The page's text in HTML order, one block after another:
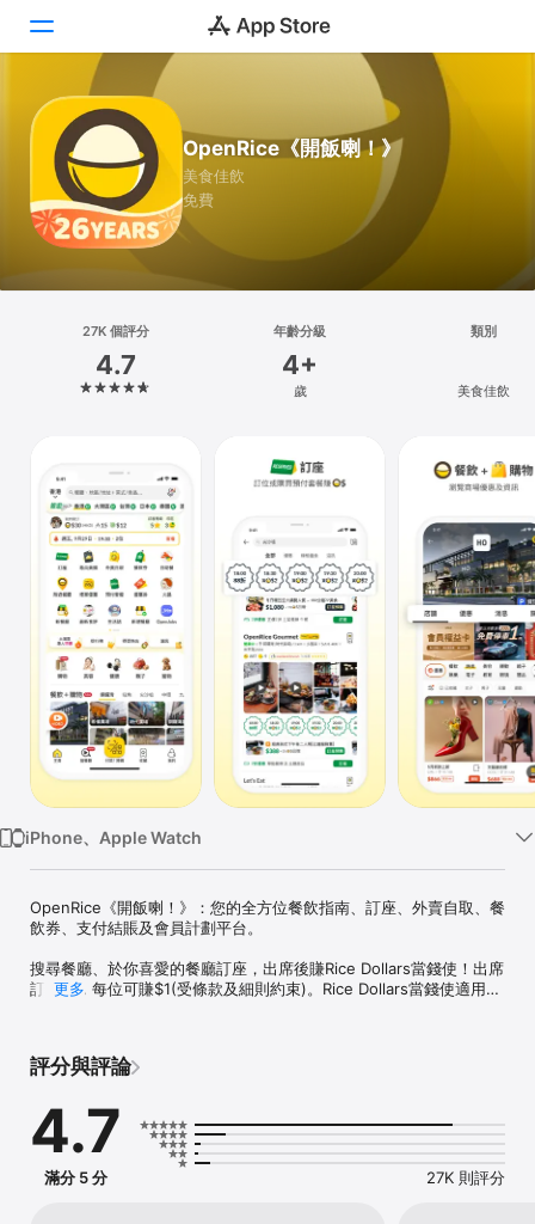
Today
遊戲
App
Watch
TV
OpenRice《開飯喇！》
美食佳飲
免費
27K 個評分
4.7
年齡分級
4+
歲
類別
美食佳飲
iPhone、Apple Watch
OpenRice《開飯喇！》：您的全方位餐飲指南、訂座、外賣自取、餐
飲券、支付結賬及會員計劃平台。
搜尋餐廳、於你喜愛的餐廳訂座，出席後賺Rice Dollars當錢使！出席
訂座後，每位可賺$1(受條款及細則約束)。Rice Dollars當錢使適用於
- 訂座、出席並賺取Rice Dollars！（香港、澳門、台灣、日本、泰
- 訂座時以優惠價錢購買預付套餐（香港、日本、泰國）
- 賺取多重會員積分(亞洲萬里通、恒生+FUN Dollars、AIA)
外賣自取（香港）
- 無論你身在家中還是辦公室，可隨時預購美食節省時間！
更多
評分與評論
4.7
滿分 5 分 27K 則評分